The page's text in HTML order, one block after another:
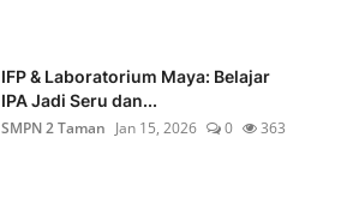
IFP & Laboratorium Maya: Belajar
IPA Jadi Seru dan...
SMPN 2 Taman Jan 15, 2026 0 363